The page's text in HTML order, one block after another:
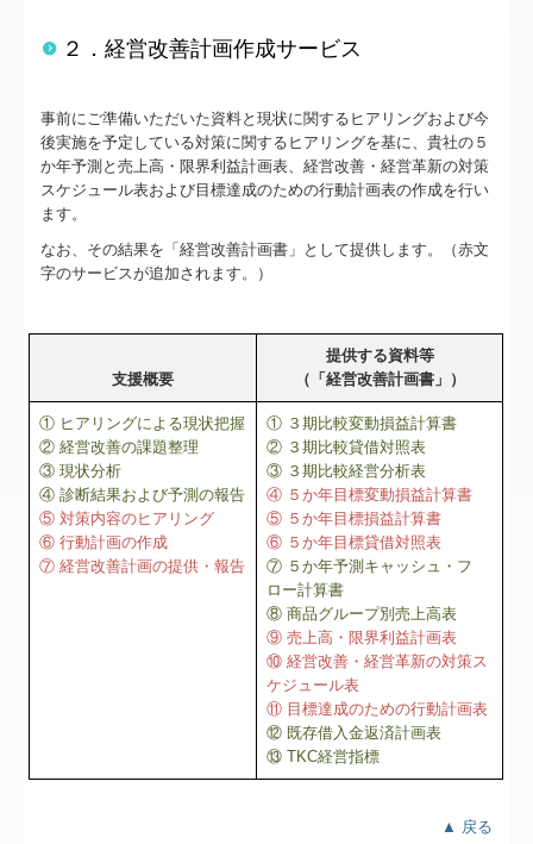
２．経営改善計画作成サービス
事前にご準備いただいた資料と現状に関するヒアリングおよび今
後実施を予定している対策に関するヒアリングを基に、貴社の５
か年予測と売上高・限界利益計画表、経営改善・経営革新の対策
スケジュール表および目標達成のための行動計画表の作成を行い
ます。
なお、その結果を「経営改善計画書」として提供します。（赤文
字のサービスが追加されます。）
支援概要
提供する資料等
（「経営改善計画書」）
① ヒアリングによる現状把握
② 経営改善の課題整理
③ 現状分析
④ 診断結果および予測の報告
⑤ 対策内容のヒアリング
⑥ 行動計画の作成
⑦ 経営改善計画の提供・報告
① ３期比較変動損益計算書
② ３期比較貸借対照表
③ ３期比較経営分析表
④ ５か年目標変動損益計算書
⑤ ５か年目標損益計算書
⑥ ５か年目標貸借対照表
⑦ ５か年予測キャッシュ・フ
ロー計算書
⑧ 商品グループ別売上高表
⑨ 売上高・限界利益計画表
⑩ 経営改善・経営革新の対策ス
ケジュール表
⑪ 目標達成のための行動計画表
⑫ 既存借入金返済計画表
⑬ TKC経営指標
▲ 戻る